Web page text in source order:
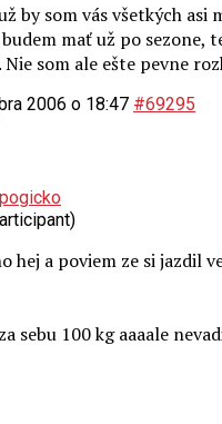
by som vás všetkých asi
budem mať už po sezone,
Nie som ale ešte pevne
2006 o 18:47 #69295
pogicko
hej a poviem ze si jazdil
sebu 100 kg aaaale